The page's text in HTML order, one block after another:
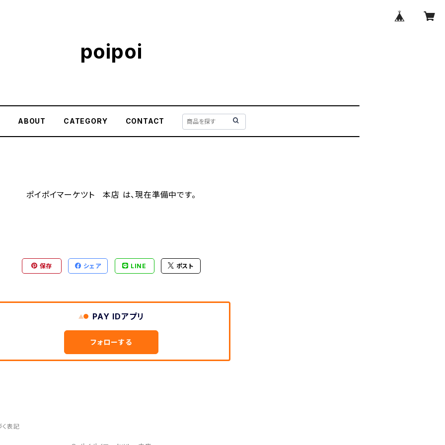
poipoi
ABOUT CATEGORY CONTACT
ポイポイマーケツト 本店 は、現在準備中です。
保存 シェア LINE ポスト
PAY IDアプリ
フォローする
表記